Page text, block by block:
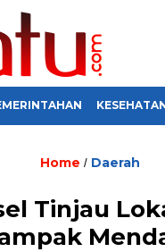
Home / Daerah
Tinjau